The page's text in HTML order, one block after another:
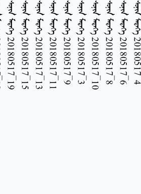
  20180517_19  20180517_15  20180517_13  20180517_11  20180517_9  20180517_3  20180517_10  20180517_8  20180517_6